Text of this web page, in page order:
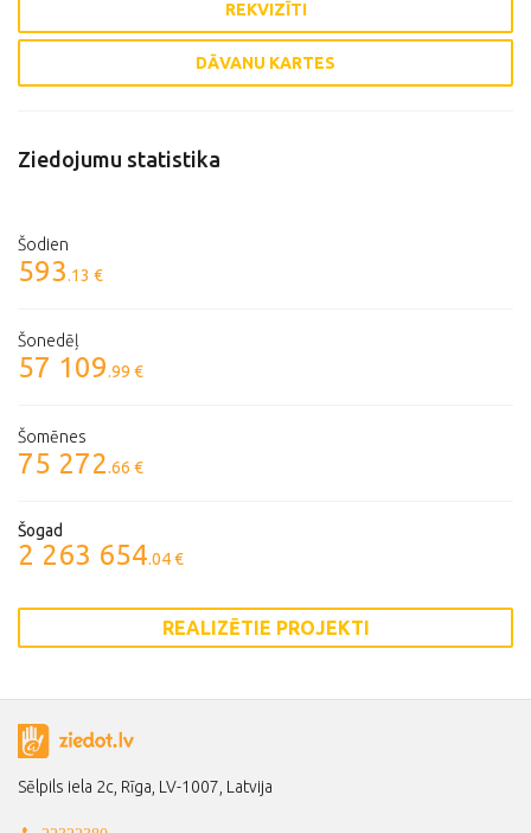
REKVIZĪTI
DĀVANU KARTES
Ziedojumu statistika
Šodien
593.13 €
Šonedēļ
57 109.99 €
Šomēnes
75 272.66 €
Šogad
2 263 654.04 €
REALIZĒTIE PROJEKTI
Sēlpils iela 2c, Rīga, LV-1007, Latvija